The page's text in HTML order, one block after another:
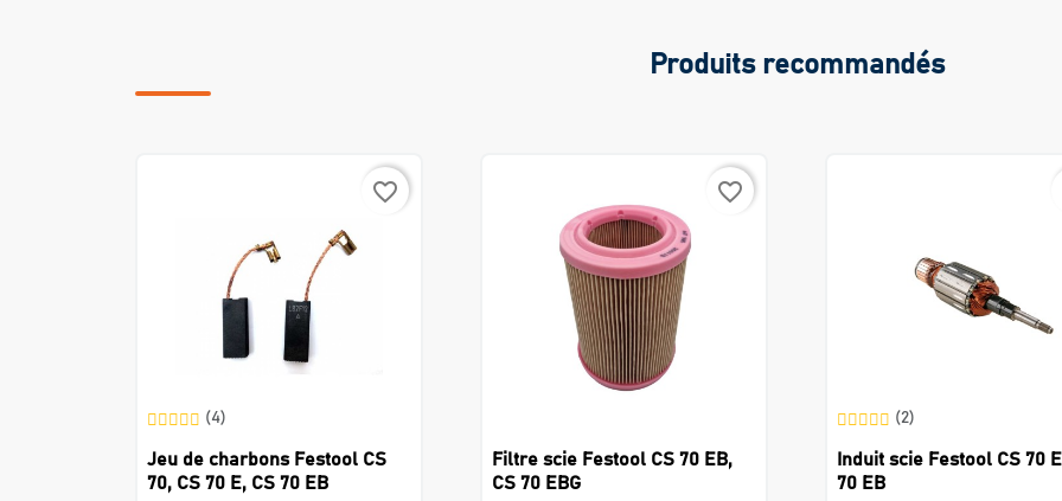
Produits recommandés
favorite_border
(4)
Jeu de charbons Festool CS
70, CS 70 E, CS 70 EB
favorite_border
Filtre scie Festool CS 70 EB,
CS 70 EBG
(2)
Induit scie Festool CS 70
70 EB